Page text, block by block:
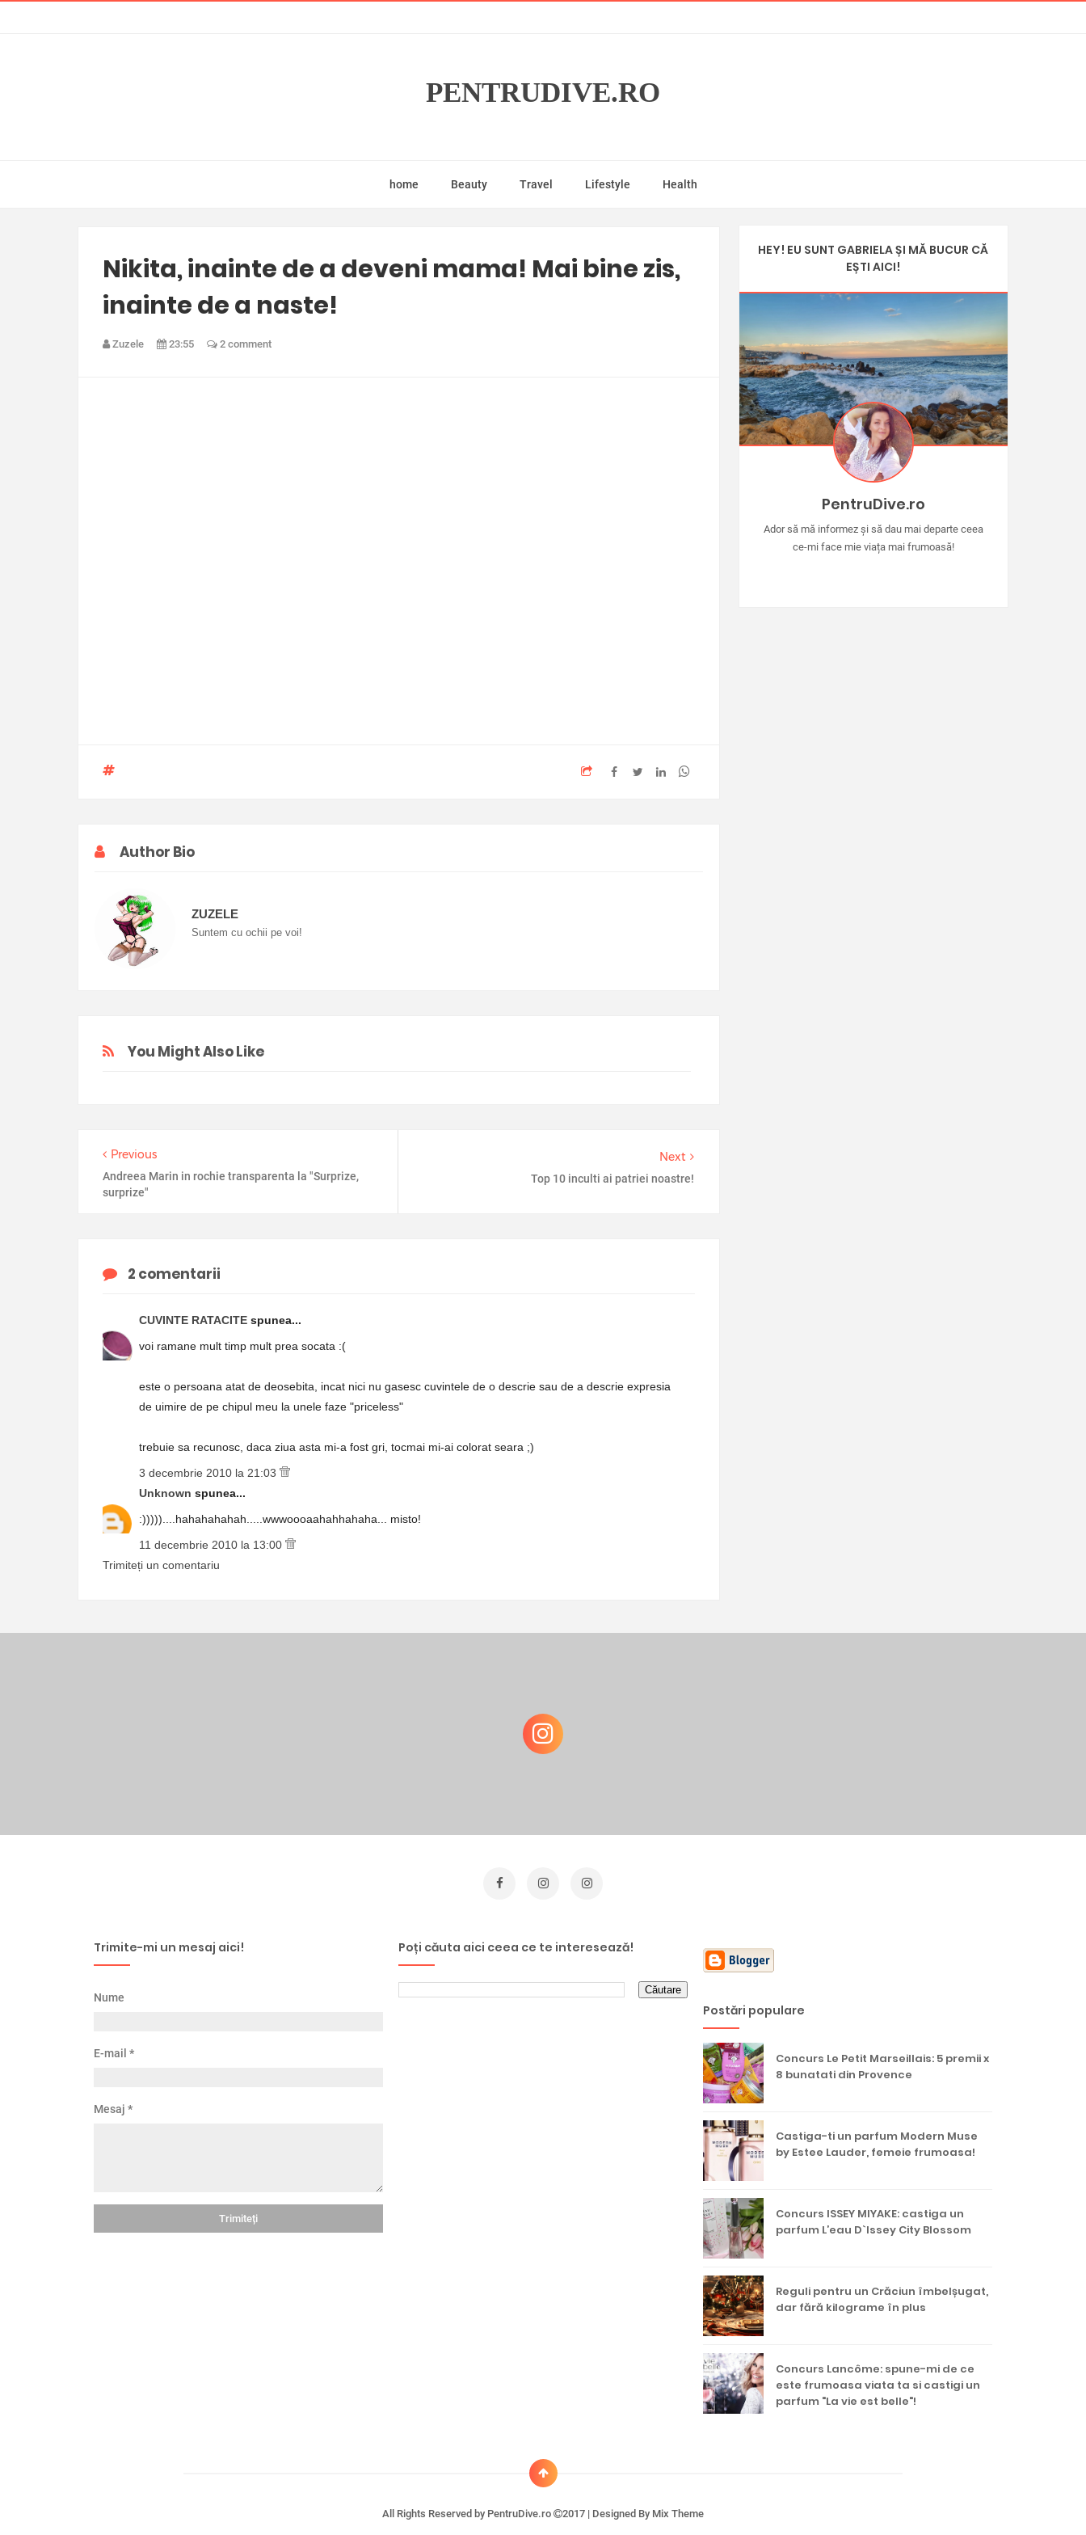
PENTRUDIVE.RO
home Beauty Travel Lifestyle Health
Nikita, inainte de a deveni mama! Mai bine zis,
inainte de a naste!
Zuzele 23:55 2 comment
Author Bio
ZUZELE
Suntem cu ochii pe voi!
You Might Also Like
Next
Top 10 inculti ai patriei noastre!
Previous
Andreea Marin in rochie transparenta la "Surprize,
surprize"
2 comentarii
CUVINTE RATACITE spunea...
voi ramane mult timp mult prea socata :(
este o persoana atat de deosebita, incat nici nu gasesc cuvintele de o descrie sau de a descrie expresia
de uimire de pe chipul meu la unele faze "priceless"
trebuie sa recunosc, daca ziua asta mi-a fost gri, tocmai mi-ai colorat seara ;)
3 decembrie 2010 la 21:03
Unknown spunea...
:)))))....hahahahahah.....wwwoooaahahhahaha... misto!
11 decembrie 2010 la 13:00
Trimiteți un comentariu
HEY! EU SUNT GABRIELA ȘI MĂ BUCUR CĂ
EȘTI AICI!
PentruDive.ro
Ador să mă informez și să dau mai departe ceea
ce-mi face mie viața mai frumoasă!
Trimite-mi un mesaj aici!
Nume
E-mail *
Mesaj *
Poți căuta aici ceea ce te interesează!
Postări populare
Concurs Le Petit Marseillais: 5 premii x
8 bunatati din Provence
Castiga-ti un parfum Modern Muse
by Estee Lauder, femeie frumoasa!
Concurs ISSEY MIYAKE: castiga un
parfum L’eau D`Issey City Blossom
Reguli pentru un Crăciun îmbelșugat,
dar fără kilograme în plus
Concurs Lancôme: spune-mi de ce
este frumoasa viata ta si castigi un
parfum "La vie est belle"!
All Rights Reserved by PentruDive.ro 2017 | Designed By Mix Theme